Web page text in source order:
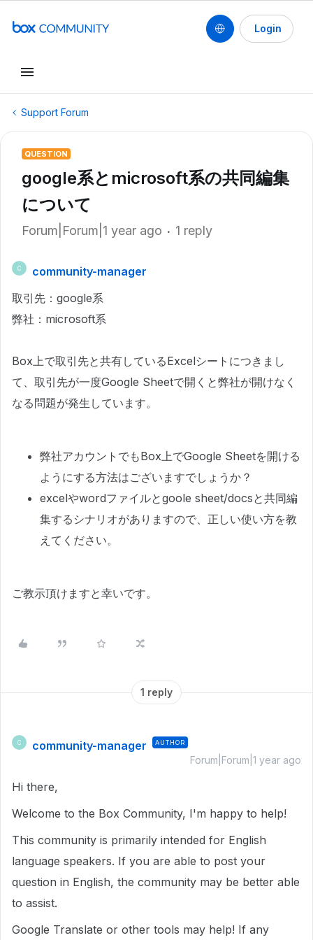
Login
Support Forum
QUESTION
google系とmicrosoft系の共同編集
について
Forum|Forum|1 year ago 1 reply
C
community-manager
取引先：google系
弊社：microsoft系
Box上で取引先と共有しているExcelシートにつきまし
て、取引先が一度Google Sheetで開くと弊社が開けなく
なる問題が発生しています。
弊社アカウントでもBox上でGoogle Sheetを開ける
ようにする方法はございますでしょうか？
excelやwordファイルとgoole sheet/docsと共同編
集するシナリオがありますので、正しい使い方を教
えてください。
ご教示頂けますと幸いです。
1 reply
C community-manager AUTHOR
Forum|Forum|1 year ago
Hi there,
Welcome to the Box Community, I'm happy to help!
This community is primarily intended for English
language speakers. If you are able to post your
question in English, the community may be better able
to assist.
Google Translate or other tools may help! If any